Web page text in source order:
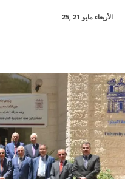
الأربعاء مايو 21 ,25